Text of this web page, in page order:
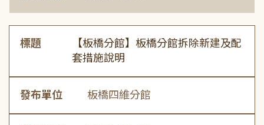
標題
【板橋分館】板橋分館拆除新建及配
套措施說明
發布單位 板橋四維分館